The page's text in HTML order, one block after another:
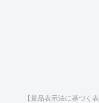
【景品表示法に基づく